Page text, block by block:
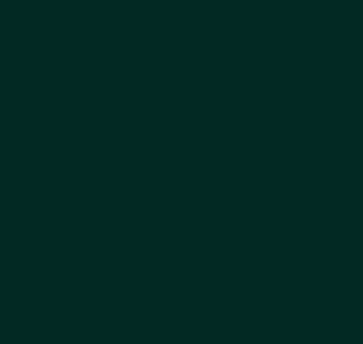
bien définie ou largement
points à considérer :
ce prénom soit trouvé
comme en France, en
de l'Ouest (comme le
(qui signifie "éclatant" ou
par des parents cherchant
mots ayant des